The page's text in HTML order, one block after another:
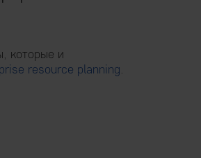
которые и
resource planning.